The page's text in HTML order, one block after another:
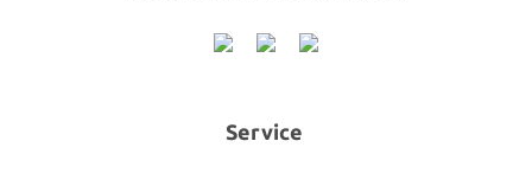
Service